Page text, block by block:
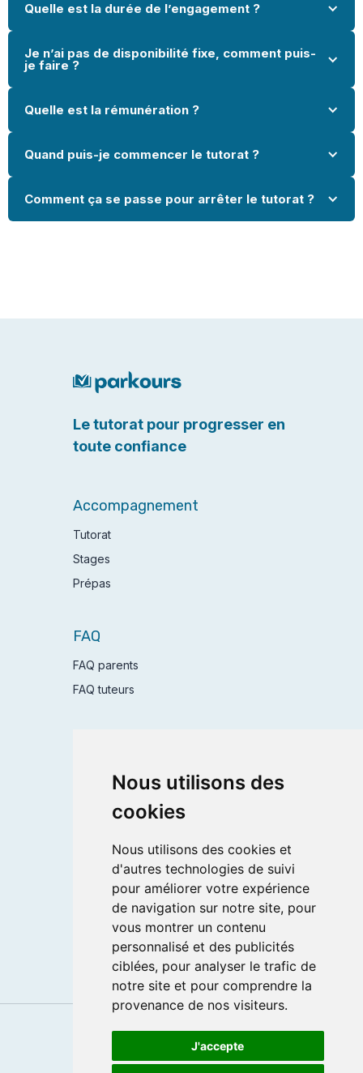
Nous utilisons des
cookies
Nous utilisons des cookies et
d'autres technologies de suivi
pour améliorer votre expérience
de navigation sur notre site, pour
vous montrer un contenu
personnalisé et des publicités
ciblées, pour analyser le trafic de
notre site et pour comprendre la
provenance de nos visiteurs.
J'accepte
Quelle est la durée de l’engagement ?
Je n’ai pas de disponibilité fixe, comment puis-
je faire ?
Quelle est la rémunération ?
Quand puis-je commencer le tutorat ?
Comment ça se passe pour arrêter le tutorat ?
Le tutorat pour progresser en
toute confiance
Accompagnement
Tutorat
Stages
Prépas
FAQ
FAQ parents
FAQ tuteurs
Devenir tuteur
Devenir coordinateur
Mentions légales
Données personnelles
i y